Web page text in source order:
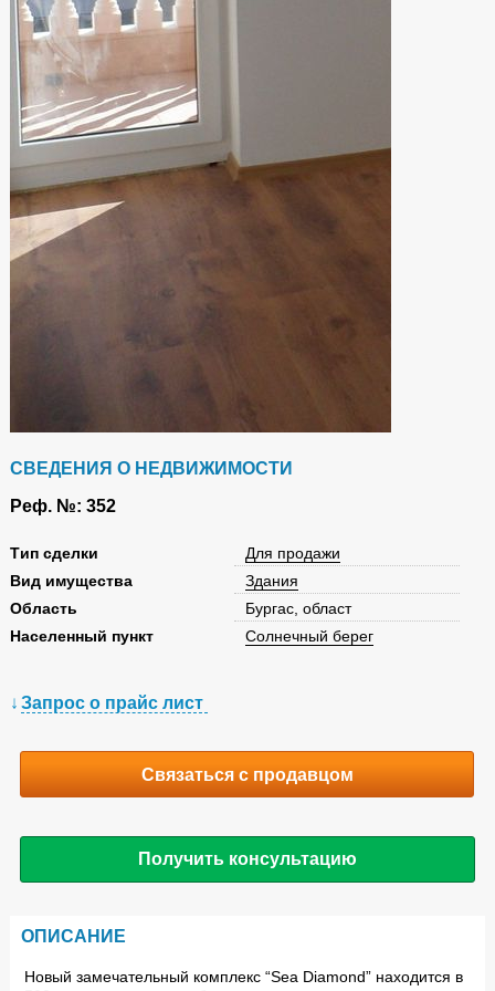
СВЕДЕНИЯ О НЕДВИЖИМОСТИ
Реф. №: 352
Tип сделки
Для продажи
Вид имущества
Здания
Область
Бургас, област
Населенный пункт
Солнечный берег
Запрос о прайс лист
Связаться с продавцом
Получить консультацию
ОПИСАНИЕ
Новый замечательный комплекс “Sea Diamond”находится в